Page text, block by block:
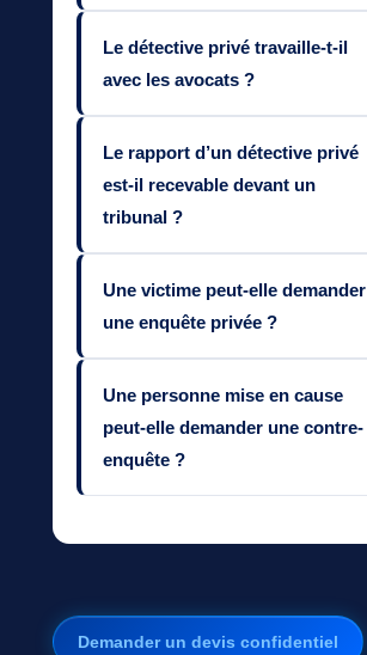
Le détective privé travaille-t-il
avec les avocats ?
Le rapport d’un détective privé
est-il recevable devant un
tribunal ?
Une victime peut-elle demander
une enquête privée ?
Une personne mise en cause
peut-elle demander une contre-
enquête ?
Demander un devis confidentiel